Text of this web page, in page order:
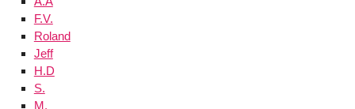
F.V.
Roland
Jeff
H.D
S.
M.